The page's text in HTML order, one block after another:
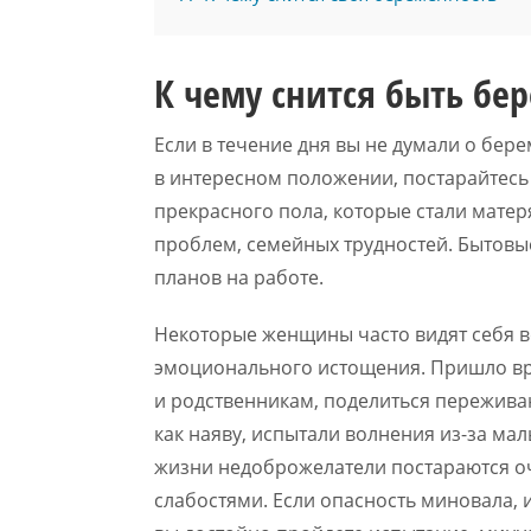
К чему снится быть
Если в течение дня вы не думали о
в интересном положении,
прекрасного пола, которые стали
проблем, семейных трудностей.
планов на работе.
Некоторые женщины часто видят себя
эмоционального истощения. Пришло
и родственникам, поделиться
как наяву, испытали волнения из-за
жизни недоброжелатели постараются
слабостями. Если опасность